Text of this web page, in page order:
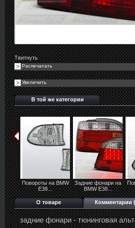
Твитнуть
Распечатать
Увеличить
В той же категории
Повороты на BMW
E38...
Задние фонари на
BMW E38...
О товаре Комментарии
задние фонари - тюнинговая